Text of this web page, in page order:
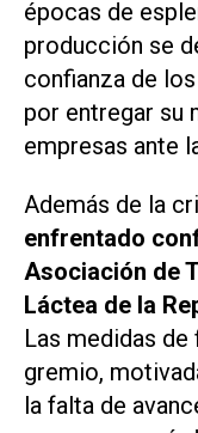
épocas de
producción se
confianza de
por entregar su
empresas ante
Además de la
enfrentado
Asociación de
Láctea de la
Las medidas
gremio,
la falta de